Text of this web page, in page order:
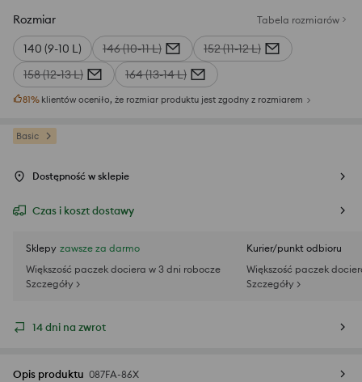
Rozmiar Tabela rozmiarów
140 (9-10 L) 146 (10-11 L)
152 (11-12 L)
158 (12-13 L)
164 (13-14 L)
81% klientów oceniło, że rozmiar produktu jest zgodny z rozmiarem
Basic
Dostępność w sklepie
Czas i koszt dostawy
Sklepy zawsze za darmo
Większość paczek dociera w 3 dni robocze
Szczegóły >
Kurier/punkt odbioru
Większość paczek
Szczegóły >
14 dni na zwrot
Opis produktu 087FA-86X